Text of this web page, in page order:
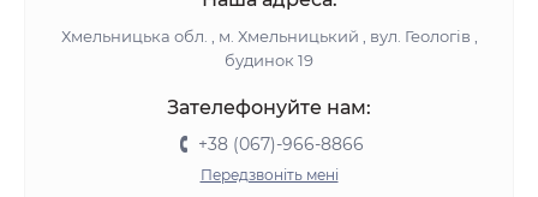
Хмельницька обл. , м. Хмельницький , вул. Геологів ,
будинок 19
Зателефонуйте нам:
+38 (067)-966-8866
Передзвоніть мені